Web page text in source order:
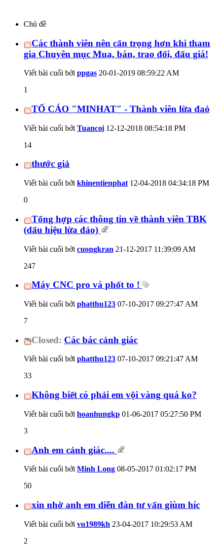
Chủ đề
Các thành viên nên cẩn trọng hơn khi tham
gia Chuyên mục Mua, bán, trao đổi, đấu giá!
Viết bài cuối bởi ppgas 20-01-2019 08:59:22 AM
1
TỐ CÁO "MINHAT" - Thành viên lừa đaỏ
Viết bài cuối bởi Tuancoi 12-12-2018 08:54:18 PM
14
thước giả
Viết bài cuối bởi khinentienphat 12-04-2018 04:34:18 PM
0
Tổng hợp các thông tin về thành viên TBK
(dấu hiệu lừa đảo)
Viết bài cuối bởi cuongkran 21-12-2017 11:39:09 AM
247
Máy CNC pro và phốt to !
Viết bài cuối bởi phatthu123 07-10-2017 09:27:47 AM
7
Closed: Các bác cảnh giác
Viết bài cuối bởi phatthu123 07-10-2017 09:21:47 AM
33
Không biết có phải em vội vàng quá ko?
Viết bài cuối bởi hoanhungkp 01-06-2017 05:27:50 PM
3
Anh em cảnh giác....
Viết bài cuối bởi Minh Long 08-05-2017 01:02:17 PM
50
xin nhờ anh em diễn đàn tư vấn giùm híc
Viết bài cuối bởi vu1989kh 23-04-2017 10:29:53 AM
2